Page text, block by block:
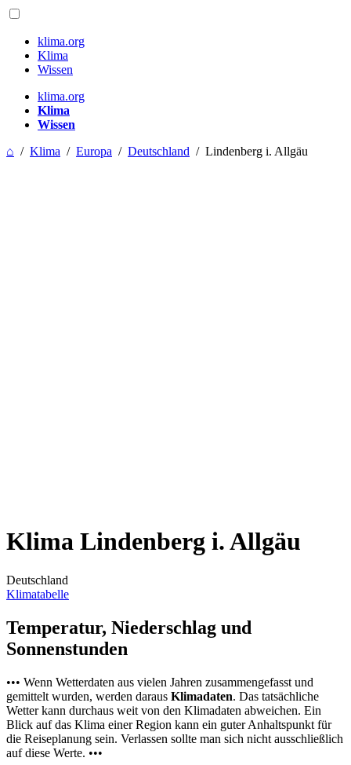
klima.org
Klima
Wissen
klima.org
Klima
Wissen
⌂ / Klima / Europa / Deutschland / Lindenberg i. Allgäu
Klima Lindenberg i. Allgäu
Deutschland
Klimatabelle
Temperatur, Niederschlag und
Sonnenstunden
••• Wenn Wetterdaten aus vielen Jahren zusammengefasst und
gemittelt wurden, werden daraus Klimadaten. Das tatsächliche
Wetter kann durchaus weit von den Klimadaten abweichen. Ein
Blick auf das Klima einer Region kann ein guter Anhaltspunkt für
die Reiseplanung sein. Verlassen sollte man sich nicht ausschließlich
auf diese Werte. •••